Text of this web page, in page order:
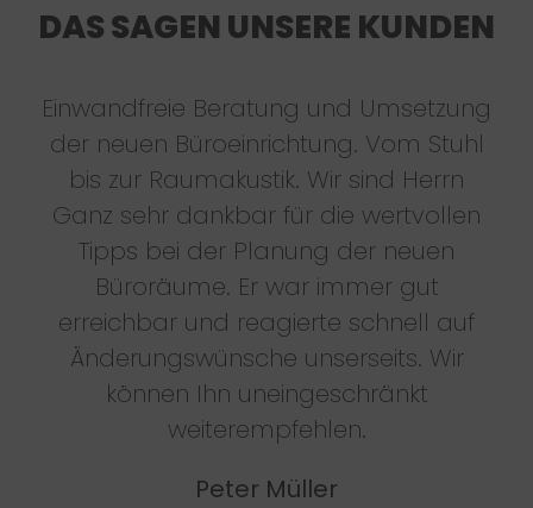
DAS SAGEN UNSERE KUNDEN
Einwandfreie Beratung und Umsetzung
der neuen Büroeinrichtung. Vom Stuhl
bis zur Raumakustik. Wir sind Herrn
Ganz sehr dankbar für die wertvollen
Tipps bei der Planung der neuen
Büroräume. Er war immer gut
erreichbar und reagierte schnell auf
Änderungswünsche unserseits. Wir
können Ihn uneingeschränkt
weiterempfehlen.
Peter Müller